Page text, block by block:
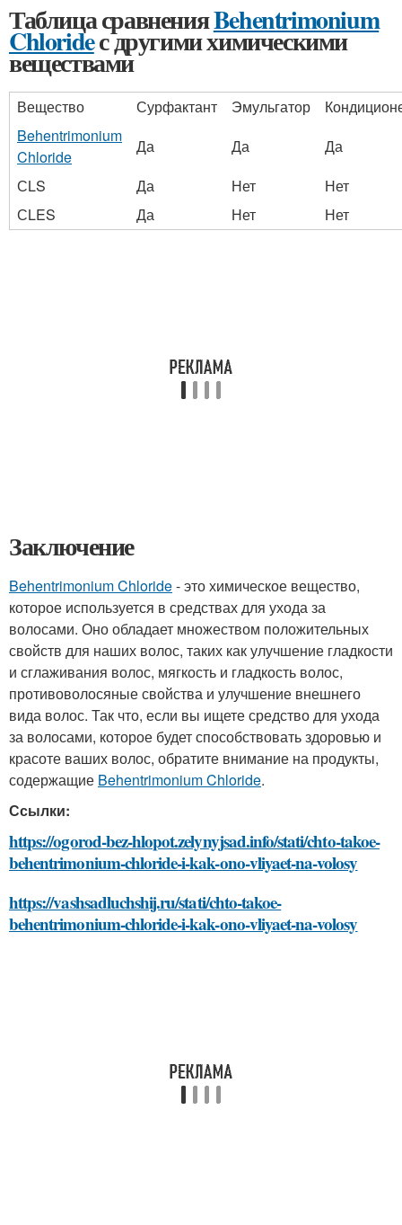
Таблица сравненияBehentrimonium
Chlorideс другими химическими
веществами
Вещество Сурфактант Эмульгатор
Behentrimonium
Chloride
Да Да
Да
СLS
Да Нет
Нет
СLES
Да Нет Нет
Заключение
Behentrimonium Chloride- это химическое вещество,
которое используется в средствах для ухода за
волосами. Оно обладает множеством положительных
свойств для наших волос, таких как улучшение гладкости
и сглаживания волос, мягкость и гладкость волос,
противоволосяные свойства и улучшение внешнего
вида волос. Так что, если вы ищете средство для ухода
за волосами, которое будет способствовать здоровью и
красоте ваших волос, обратите внимание на продукты,
содержащие Behentrimonium Chloride.
Ссылки:
https://ogorod-bez-hlopot.zelynyjsad.info/stati/chto-takoe-
behentrimonium-chloride-i-kak-ono-vliyaet-na-volosy
https://vashsadluchshij.ru/stati/chto-takoe-
behentrimonium-chloride-i-kak-ono-vliyaet-na-volosy